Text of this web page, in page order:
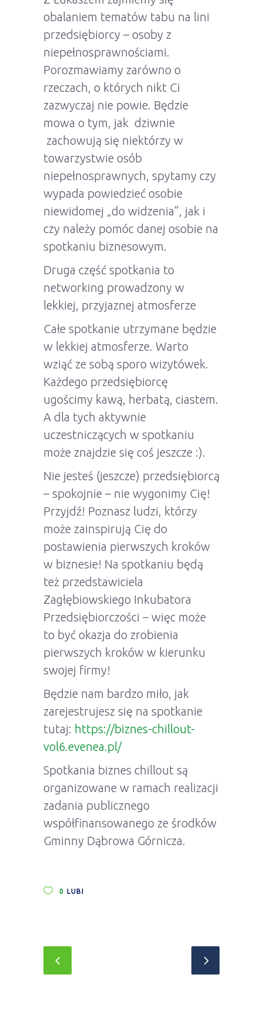
obalaniem tematów tabu na lini
przedsiębiorcy – osoby z
niepełnosprawnościami.
Porozmawiamy zarówno o
rzeczach, o których nikt Ci
zazwyczaj nie powie. Będzie
mowa o tym, jak dziwnie
zachowują się niektórzy w
towarzystwie osób
niepełnosprawnych, spytamy czy
wypada powiedzieć osobie
niewidomej „do widzenia”, jak i
czy należy pomóc danej osobie na
spotkaniu biznesowym.
Druga część spotkania to
networking prowadzony w
lekkiej, przyjaznej atmosferze
Całe spotkanie utrzymane będzie
w lekkiej atmosferze. Warto
wziąć ze sobą sporo wizytówek.
Każdego przedsiębiorcę
ugościmy kawą, herbatą, ciastem.
A dla tych aktywnie
uczestniczących w spotkaniu
może znajdzie się coś jeszcze :).
Nie jesteś (jeszcze) przedsiębiorcą
– spokojnie – nie wygonimy Cię!
Przyjdź! Poznasz ludzi, którzy
może zainspirują Cię do
postawienia pierwszych kroków
w biznesie! Na spotkaniu będą
też przedstawiciela
Zagłębiowskiego Inkubatora
Przedsiębiorczości – więc może
to być okazja do zrobienia
pierwszych kroków w kierunku
swojej firmy!
Będzie nam bardzo miło, jak
zarejestrujesz się na spotkanie
tutaj: https://biznes-chillout-
vol6.evenea.pl/
Spotkania biznes chillout są
organizowane w ramach realizacji
zadania publicznego
współfinansowanego ze środków
Gminny Dąbrowa Górnicza.
0 LUBI